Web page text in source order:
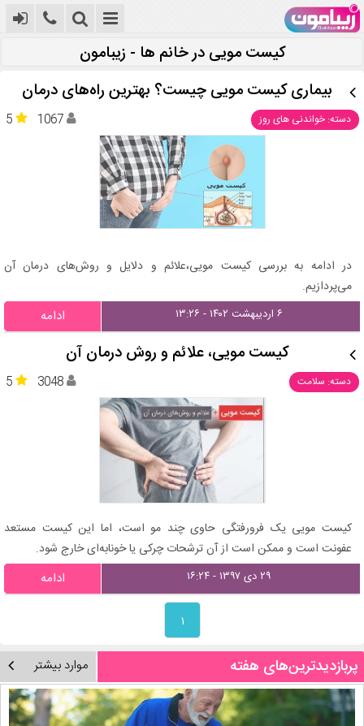
کیست مویی در خانم ها - زیبامون
بیماری کیست مویی چیست؟ بهترین راه‌های درمان
دسته: خواندنی های روز 5 1067
در ادامه به بررسی کیست مویی،علائم و دلایل و روش‌های درمان آن
می‌پردازیم.
۶ اردیبهشت ۱۴۰۲ - ۱۳:۲۶ ادامه
کیست مویی، علائم و روش درمان آن
دسته: سلامت 5 3048
کیست مویی یک فرورفتگی حاوی چند مو است، اما این کیست مستعد
عفونت است و ممکن است از آن ترشحات چرکی یا خونابه‌ای خارج شود.
۲۹ دی ۱۳۹۷ - ۱۶:۲۴ ادامه
۱
پربازدیدترین‌های هفته موارد بیشتر